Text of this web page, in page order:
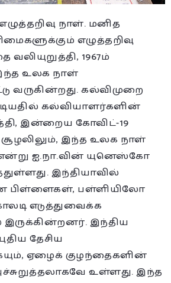
நாள். மனித
எழுத்தறிவு
1967ம்
உலக நாள்
வருகின்றது. கல்விமுறை
கல்வியாளர்களின்
இன்றைய கோவிட்-19
இந்த உலக நாள்
என்று ஐ.நா.வின் யுனெஸ்கோ
இந்தியாவில்
பிள்ளைகள், பள்ளியிலோ
எடுத்துவைக்க
இந்திய
தேசிய
ஏழைக் குழந்தைகளின்
உள்ளது. இந்த